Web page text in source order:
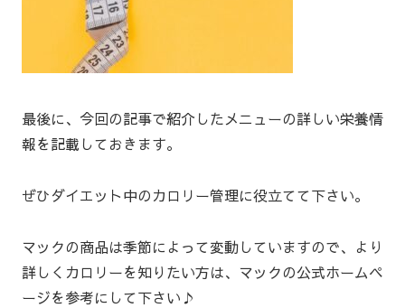
最後に、今回の記事で紹介したメニューの詳しい栄養情
報を記載しておきます。
ぜひダイエット中のカロリー管理に役立てて下さい。
マックの商品は季節によって変動していますので、より
詳しくカロリーを知りたい方は、マックの公式ホームペ
ージを参考にして下さい♪